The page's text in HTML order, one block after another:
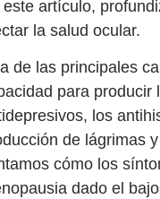
este artículo,
la salud ocular.
de las principales
para producir
los
de lágrimas
cómo los
dado el